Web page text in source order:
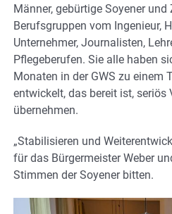
Männer, gebürtige Soyener
Berufsgruppen vom Ingenieur,
Unternehmer, Journalisten,
Pflegeberufen. Sie alle haben
Monaten in der GWS zu einem
entwickelt, das bereit ist, seriös
übernehmen.
„Stabilisieren und
für das Bürgermeister Weber
Stimmen der Soyener bitten.